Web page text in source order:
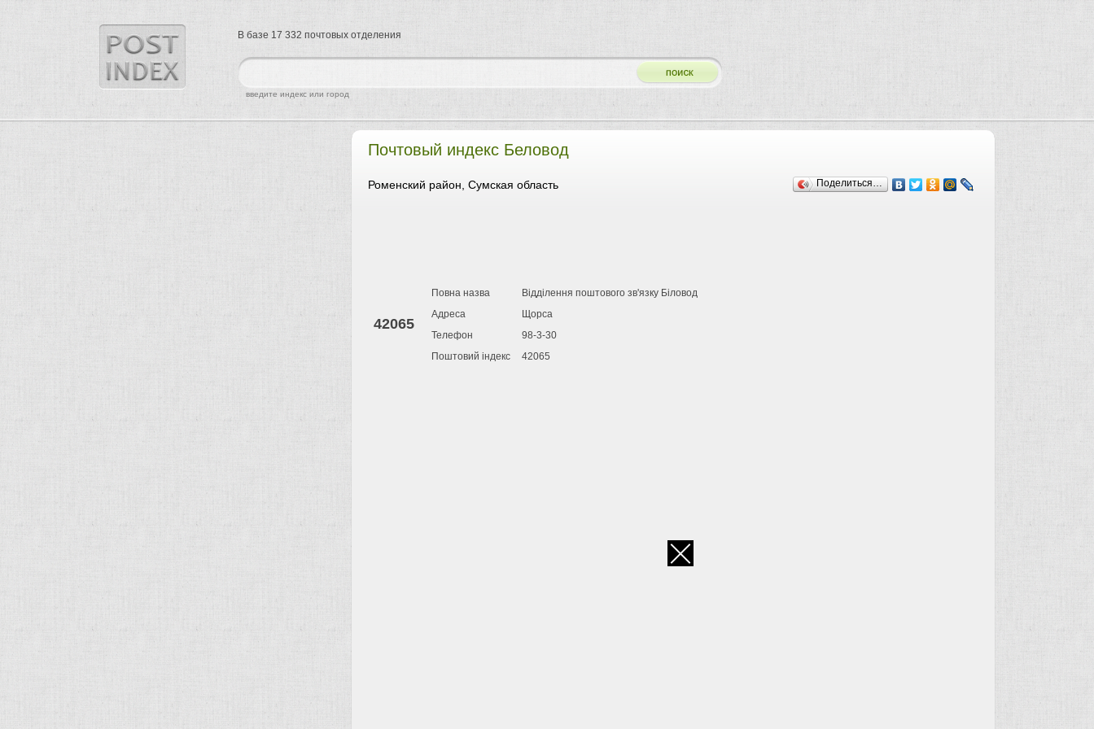
Почтовый индекс Беловод
Поделиться…
Роменский район, Сумская область
42065
Повна назва
Відділення поштового зв'язку Біловод
Адреса
Щорса
Телефон
98-3-30
Поштовий індекс
42065
найти
введите индекс или город
В базе 17 332 почтовых отделения